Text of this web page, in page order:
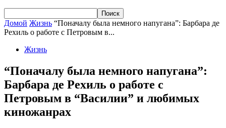
Домой Жизнь “Поначалу была немного напугана”: Барбара де
Рехиль о работе с Петровым в...
Жизнь
“Поначалу была немного напугана”:
Барбара де Рехиль о работе с
Петровым в “Василии” и любимых
киножанрах